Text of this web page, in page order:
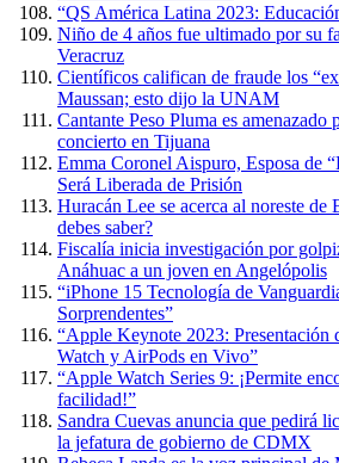
“QS América Latina 2023:
Niño de 4 años fue ultimado por su
Veracruz
Científicos califican de fraude los
Maussan; esto dijo la UNAM
Cantante Peso Pluma es
concierto en Tijuana
Emma Coronel Aispuro, Esposa de
Será Liberada de Prisión
Huracán Lee se acerca al noreste
debes saber?
Fiscalía inicia investigación por
Anáhuac a un joven en Angelópolis
“iPhone 15 Tecnología de
Sorprendentes”
“Apple Keynote 2023: Presentación
Watch y AirPods en Vivo”
“Apple Watch Series 9: ¡Permite
facilidad!”
Sandra Cuevas anuncia que pedirá
la jefatura de gobierno de CDMX